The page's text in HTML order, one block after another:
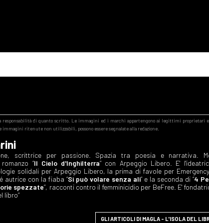
scrittrice per passione. Spazia tra poesia e narrativa.
“Il Cielo d'Inghilterra” con Arpeggio Libero. E'
solidali per Arpeggio Libero, la prima di favole per
autrice con la fiaba “Si può volare senza ali” e la seconda di “4
spezzate”, racconti contro il femminicidio per BeFree. E'
libro”
GLI ARTICOLI DI MAGLA - L'ISOLA DEL